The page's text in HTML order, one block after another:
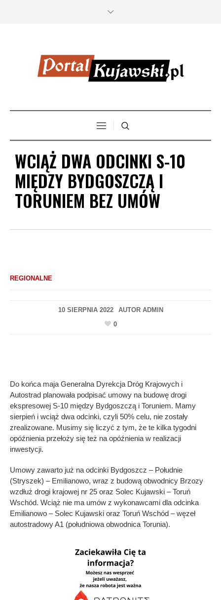
WCIĄŻ DWA ODCINKI S-10
MIĘDZY BYDGOSZCZĄ I
TORUNIEM BEZ UMÓW
REGIONALNE
10 SIERPNIA 2022 AUTOR ADMIN
0
Do końca maja Generalna Dyrekcja Dróg Krajowych i
Autostrad planowała podpisać umowy na budowę drogi
ekspresowej S-10 między Bydgoszczą i Toruniem. Mamy
sierpień i wciąż dwa odcinki, czyli 50% celu, nie zostały
zrealizowane. Musimy się liczyć z tym, że te kilka tygodni
opóźnienia przełoży się też na opóźnienia w realizacji
inwestycji.
Umowy zawarto już na odcinki Bydgoszcz – Południe
(Stryszek) – Emilianowo, wraz z budową obwodnicy Brzozy
wzdłuż drogi krajowej nr 25 oraz Solec Kujawski – Toruń
Wschód. Wciąż nie ma umów z wykonawcami dla odcinka
Emilianowo – Solec Kujawski oraz Toruń Wschód – węzeł
autostradowy A1 (południowa obwodnica Torunia).